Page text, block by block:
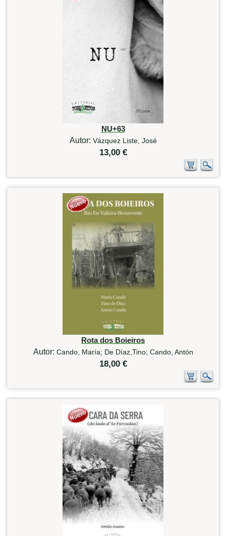
NU+63
Autor: Vázquez Liste, José
13,00 €
Rota dos Boieiros
Autor: Cando, María; De Díaz,Tino; Cando, Antón
18,00 €